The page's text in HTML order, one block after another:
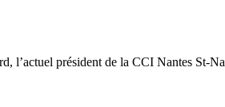
l’actuel président de la CCI Nantes St-